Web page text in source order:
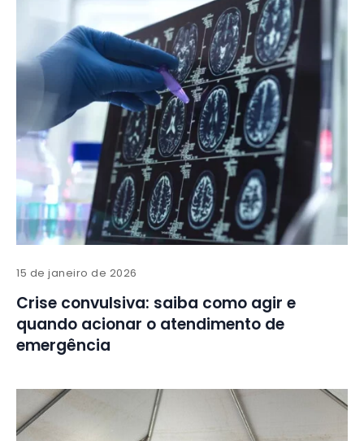
15 de janeiro de 2026
Crise convulsiva: saiba como agir e
quando acionar o atendimento de
emergência